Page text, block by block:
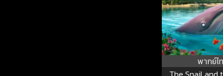
พากย์ไ